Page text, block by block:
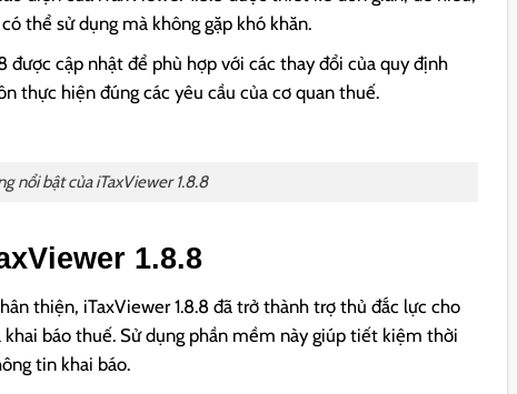
thể sử dụng mà không gặp khó khăn.
được cập nhật để phù hợp với các thay đổi của quy định
thực hiện đúng các yêu cầu của cơ quan thuế.
nổi bật của iTaxViewer 1.8.8
1.8.8
thiện, iTaxViewer 1.8.8 đã trở thành trợ thủ đắc lực cho
báo thuế. Sử dụng phần mềm này giúp tiết kiệm thời
tin khai báo.